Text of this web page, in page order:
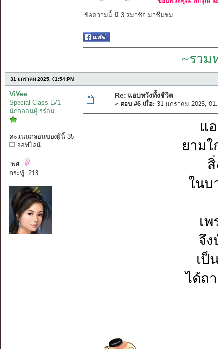
ข้อความนี้ มี 3 สมาชิก มาชื่นชม
~รวม
31 มกราคม 2025, 01:54:PM
ViVee
Special Class LV1
นักกลอนผู้เร่ร่อน
คะแนนกลอนของผู้นี้ 35
ออฟไลน์
เพศ:
กระทู้: 213
Re: แอบหวังทั้งชีวิต
« ตอบ #6 เมื่อ: 31 มกราคม 2025,
แ
ยาม
ในบ
เ
จึง
เป็
ได้ถ